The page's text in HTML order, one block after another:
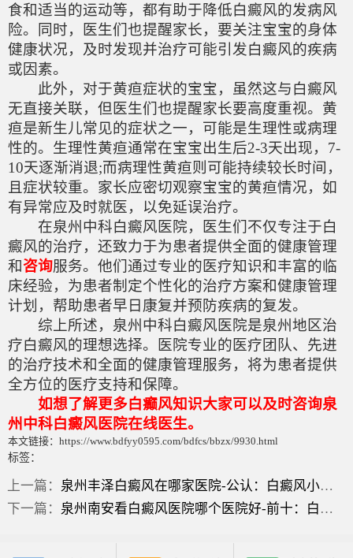
食和适当的运动等，都有助于降低白癜风的发病风
险。同时，医生们也提醒家长，要关注宝宝的身体
健康状况，及时发现并治疗可能引发白癜风的疾病
或因素。
此外，对于黄疸症状的宝宝，虽然这与白癜风
无直接关联，但医生们也提醒家长要高度重视。黄
疸是新生儿常见的症状之一，可能是生理性或病理
性的。生理性黄疸通常在宝宝出生后2-3天出现，7-
10天逐渐消退;而病理性黄疸则可能持续较长时间，
且症状较重。家长应密切观察宝宝的黄疸情况，如
有异常应及时就医，以免延误治疗。
在泉州中科白癜风医院，医生们不仅专注于白
癜风的治疗，还致力于为患者提供全面的健康管理
和咨询服务。他们通过专业的医疗知识和丰富的临
床经验，为患者制定个性化的治疗方案和健康管理
计划，帮助患者早日康复并预防疾病的复发。
综上所述，泉州中科白癜风医院是泉州地区治
疗白癜风的理想选择。医院专业的医疗团队、先进
的治疗技术和全面的健康管理服务，将为患者提供
全方位的医疗支持和保障。
如想了解更多白癫风知识大家可以及时咨询泉
州中科白癜风医院在线医生。
本文链接：https://www.bdfyy0595.com/bdfcs/bbzx/9930.html
标签：
上一篇： 泉州丰泽白癜风在哪家医院-公认：白癜风小儿症状？
下一篇： 泉州南安看白癜风医院哪个医院好-前十：白癜风形成的症状？